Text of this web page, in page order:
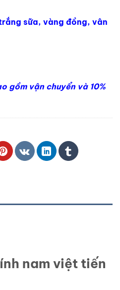
sữa, vàng đồng, vân
gồm vận chuyển và 10%
nam việt tiến